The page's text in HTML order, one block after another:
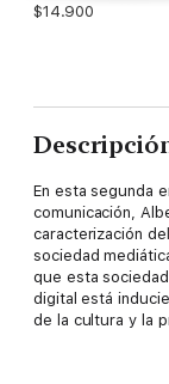
$14.900
En esta segunda
comunicación,
caracterización
sociedad
que esta
digital está
de la cultura y la